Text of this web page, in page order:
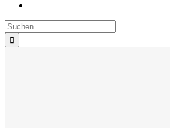
Suche
nach: